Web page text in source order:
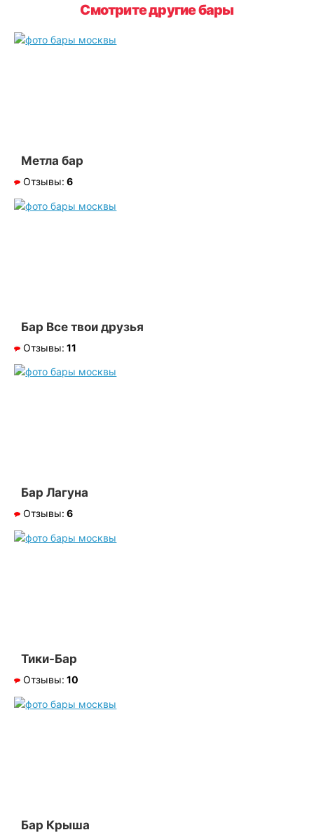
Смотрите другие бары
Метла бар
Отзывы: 6
Бар Все твои друзья
Отзывы: 11
Бар Лагуна
Отзывы: 6
Тики-Бар
Отзывы: 10
Бар Крыша